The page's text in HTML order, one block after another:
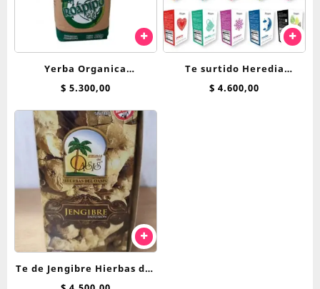
Yerba Organica
Tradicional Roapipo 500 g
$ 5.300,00
Te surtido Heredia
Bienestar saquitos
$ 4.600,00
Te de Jengibre Hierbas del
Oasis saquitos